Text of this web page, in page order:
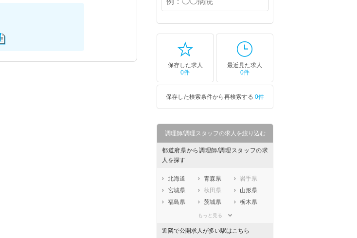
保存した求人
0件
最近見た求人
0件
保存した検索条件から再検索する 0件
調理師/調理スタッフの求人を絞り込む
都道府県から調理師/調理スタッフの求
人を探す
北海道 青森県
岩手県
宮城県
秋田県
山形県
福島県
茨城県
栃木県
埼玉県
もっと見る
近隣で公開求人が多い駅はこちら